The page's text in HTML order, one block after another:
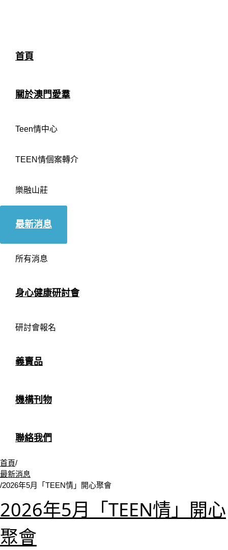
首頁
關於澳門愛羣
Teen情中心
TEEN情個案轉介
樂融山莊
最新消息
所有消息
身心健康研討會
研討會報名
義賣品
機構刊物
聯絡我們
首頁/
最新消息
/2026年5月「TEEN情」開心聚會
2026年5月「TEEN情」開心
聚會